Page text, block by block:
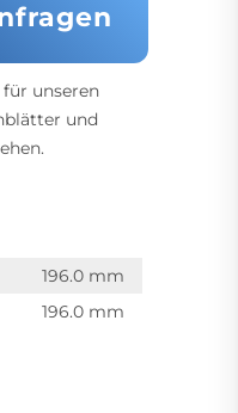
unseren
und
196.0 mm
196.0 mm